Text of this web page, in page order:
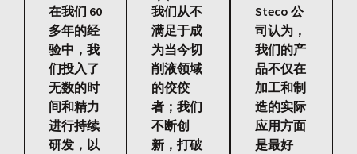
在我们 60
多年的经
验中，我
们投入了
无数的时
间和精力
进行持续
研发，以
我们从不
满足于成
为当今切
削液领域
的佼佼
者；我们
不断创
新，打破
Steco 公
司认为，
我们的产
品不仅在
加工和制
造的实际
应用方面
是最好